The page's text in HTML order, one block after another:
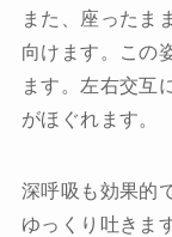
また、座ったま
向けます。この
ます。左右交互
がほぐれます。
深呼吸も効果的
ゆっくり吐きま